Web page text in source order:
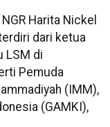
Harita Nickel
dari ketua
LSM di
Pemuda
(IMM),
(GAMKI),